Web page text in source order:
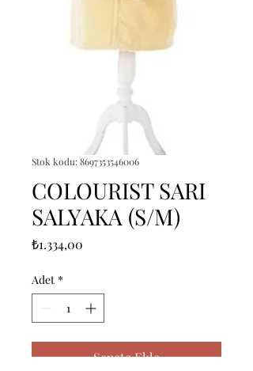
Stok kodu: 8697353546006
COLOURIST SARI
SALYAKA (S/M)
₺1.334,00
Adet *
Sepete Ekle